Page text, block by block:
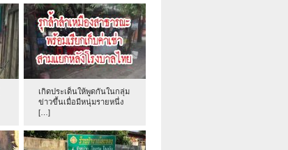
เกิดประเด็นให้พูดกันในกลุ่ม
ข่าวขึ้นเมื่อมีหนุ่มรายหนึ่ง
[…]